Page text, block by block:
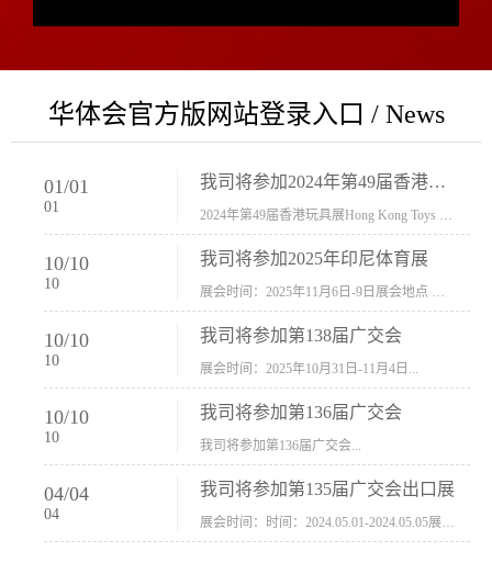
华体会官方版网站登录入口 / News
01/01
01
我司将参加2024年第49届香港玩具展Hong Kong Toys & Games Fair 欢迎新···
10/10
10
我司将参加2025年印尼体育展
10/10
10
我司将参加第138届广交会
展会时间：2025年10月31日-11月4日...
10/10
10
我司将参加第136届广交会
我司将参加第136届广交会...
04/04
04
我司将参加第135届广交会出口展
展会时间：时间：2024.05.01-2024.05.05展会地址：中国进出口商品交易会展馆福建康莱宝公司展位号12.1G37-38、H11-12，浙江康莱宝展位号17.1B23-24、C19-20...